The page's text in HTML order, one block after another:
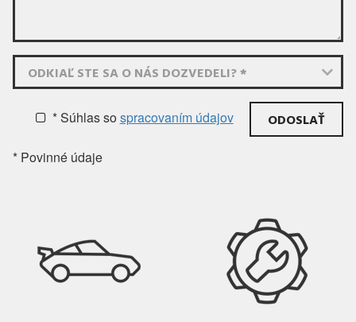
ODKIAĽ STE SA O NÁS DOZVEDELI? *
* Súhlasso spracovaním údajov
* Povinné údaje